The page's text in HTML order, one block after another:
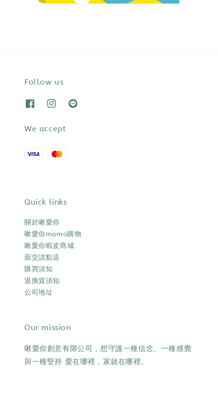
Follow us
We accept
Quick links
關於啾愛你
啾愛你momo購物
啾愛你蝦皮商城
面交請點這
購買須知
退換貨須知
公司地址
Our mission
啾愛你創意有限公司，想守護一種信念、一種感覺
與一種堅持 愛在哪裡，家就在哪裡。